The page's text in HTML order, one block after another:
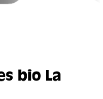
bio La